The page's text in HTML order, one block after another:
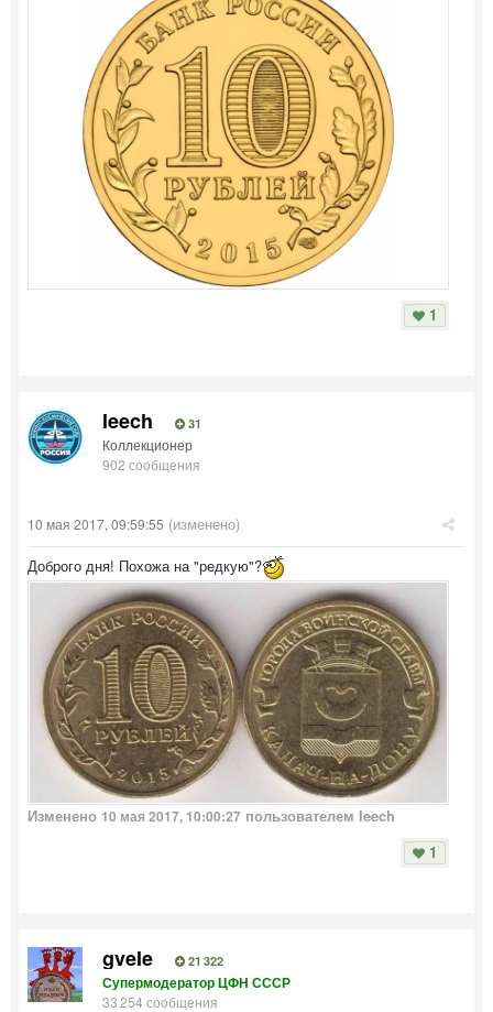
1
leech 31
Коллекционер
902 сообщения
10 мая 2017, 09:59:55 (изменено)
Доброго дня! Похожа на "редкую"?
Изменено 10 мая 2017, 10:00:27 пользователем leech
1
gvele 21 322
Супермодератор ЦФН СССР
33 254 сообщения